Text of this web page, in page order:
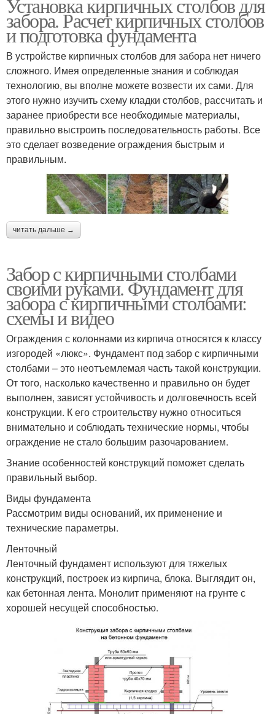
Установка кирпичных столбов для
забора. Расчет кирпичных столбов
и подготовка фундамента
В устройстве кирпичных столбов для забора нет ничего
сложного. Имея определенные знания и соблюдая
технологию, вы вполне можете возвести их сами. Для
этого нужно изучить схему кладки столбов, рассчитать и
заранее приобрести все необходимые материалы,
правильно выстроить последовательность работы. Все
это сделает возведение ограждения быстрым и
правильным.
читать дальше →
Забор с кирпичными столбами
своими руками. Фундамент для
забора с кирпичными столбами:
схемы и видео
Ограждения с колоннами из кирпича относятся к классу
изгородей «люкс». Фундамент под забор с кирпичными
столбами – это неотъемлемая часть такой конструкции.
От того, насколько качественно и правильно он будет
выполнен, зависят устойчивость и долговечность всей
конструкции. К его строительству нужно относиться
внимательно и соблюдать технические нормы, чтобы
ограждение не стало большим разочарованием.
Знание особенностей конструкций поможет сделать
правильный выбор.
Виды фундамента
Рассмотрим виды оснований, их применение и
технические параметры.
Ленточный
Ленточный фундамент используют для тяжелых
конструкций, построек из кирпича, блока. Выглядит он,
как бетонная лента. Монолит применяют на грунте с
хорошей несущей способностью.